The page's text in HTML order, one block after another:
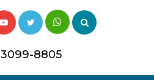
3099-8805